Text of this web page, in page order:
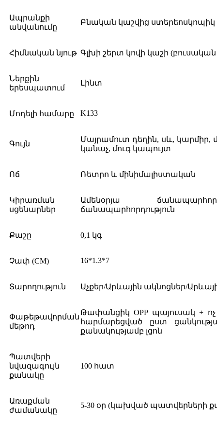
Ապրանքի
անվանումը
Բնական կաշվից
Հիմնական նյութ Գլխի շերտ կովի կաշի
Ներքին
երեսպատում
Լինտ
Մոդելի համարը K133
Գույն
Մայրամուտ դեղին, սև, կարմիր,
կանաչ, մուգ կապույտ
Ոճ Ռետրո և մինիմալիստական
Կիրառման
սցենարներ
Ամենօրյա
ճանապարհորդություն
Քաշը 0,1 կգ
Չափ (CM) 16*1.3*7
Տարողություն Աչքեր/Արևային ակնոցներ/
Փաթեթավորման
մեթոդ
Թափանցիկ OPP պայուսակ +
հարմարեցված ըստ
քանակությամբ լցոն
Պատվերի
նվազագույն
քանակը
100 հատ
Առաքման
ժամանակը
5-30 օր (կախված պատվերների